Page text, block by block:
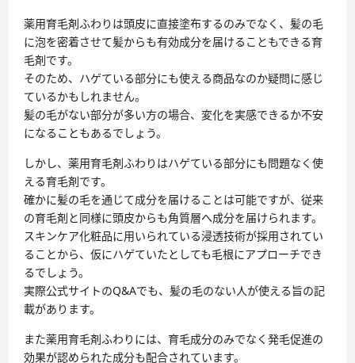
薬用育毛剤ふわりは頭皮に直接塗布するのみでなく、髪の毛
に泡を密着させて髪からも有効成分を届けることもできる育
毛剤です。
そのため、ハゲている部分にも使える商品なのか疑問に感じ
ているかもしれません。
髪の毛がない部分が多い方の場合、変化を実感できるか不安
になることもあるでしょう。
しかし、薬用育毛剤ふわりはハゲている部分にも問題なく使
える育毛剤です。
確かに髪の毛を通じて成分を届けることは可能ですが、従来
の育毛剤と同様に頭皮からも角質層へ成分を届けられます。
スキンケア化粧品に用いられている浸透技術が採用されてい
ることから、仮にハゲていたとしても毛根にアプローチでき
るでしょう。
実際公式サイトのQ&Aでも、髪の毛のない人が使える旨の記
載があります。
また薬用育毛剤ふわりには、育毛成分のみでなく発毛促進の
効果が認められた成分も配合されています。